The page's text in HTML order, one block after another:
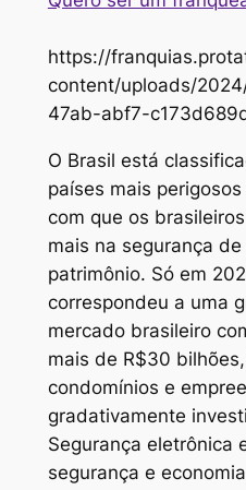
https://
content/uploads/
47ab-abf7-
O Brasil está
países mais
com que os
mais na segurança
patrimônio. Só em
correspondeu a uma
mercado brasileiro
mais de R$30
condomínios e
gradativamente
Segurança eletrônica
segurança e